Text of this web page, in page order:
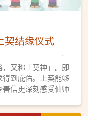
契结缘仪式
，又称「契神」。即
到庇佑。上契能够
信更深刻感受仙师
仙恩，时常普济劝